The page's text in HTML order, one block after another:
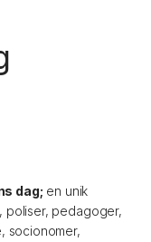
dag; en unik
poliser, pedagoger,
socionomer,